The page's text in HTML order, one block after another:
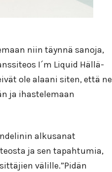
niin täynnä sanoja,
I´m Liquid Hällä-
ole alaani siten, että ne
ja ihastelemaan
alkusanat
ja sen tapahtumia,
välille.”Pidän